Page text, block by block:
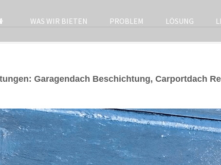
WAS WIR BIETEN PROBLEM LÖSUNG
Garagendach Beschichtung, Carportdach